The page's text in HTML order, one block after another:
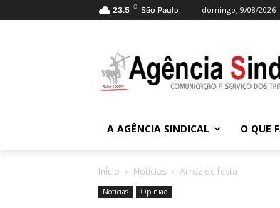
23.5 C São Paulo domingo, 9/08/2026
A AGÊNCIA SINDICAL O QUE
Início Notícias Arroz de festa
Notícias Opinião